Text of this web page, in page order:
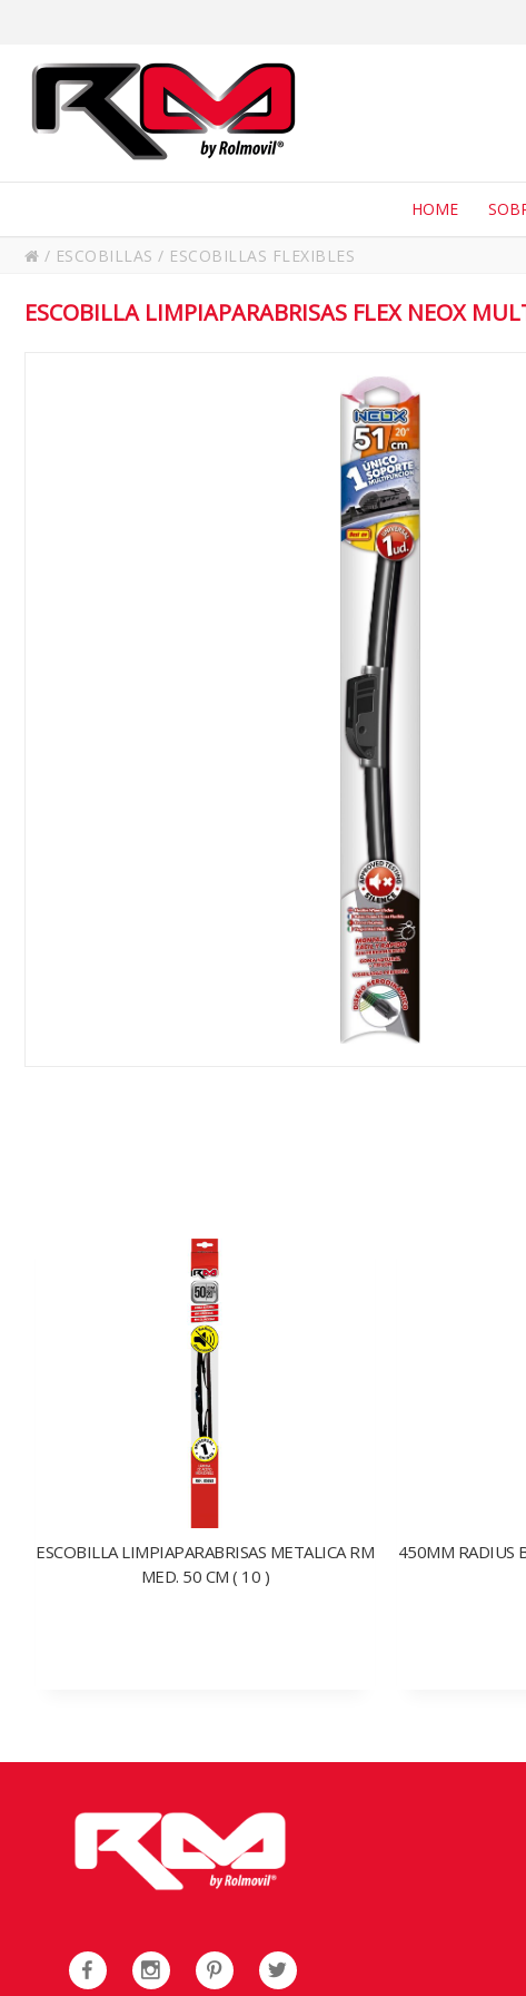
HOME
/ ESCOBILLAS / ESCOBILLAS FLEXIBLES
ESCOBILLA LIMPIAPARABRISAS FLEX NEOX
ESCOBILLA LIMPIAPARABRISAS METALICA RM
MED. 50 CM ( 10 )
450MM RADIUS